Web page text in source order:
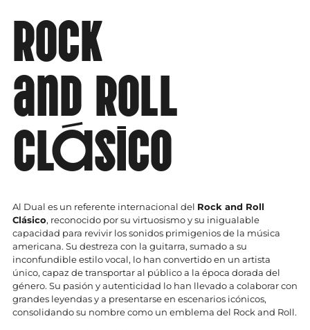
Rock
and Roll
clásico
Al Dual es un referente internacional del Rock and Roll
Clásico, reconocido por su virtuosismo y su inigualable
capacidad para revivir los sonidos primigenios de la música
americana. Su destreza con la guitarra, sumado a su
inconfundible estilo vocal, lo han convertido en un artista
único, capaz de transportar al público a la época dorada del
género. Su pasión y autenticidad lo han llevado a colaborar con
grandes leyendas y a presentarse en escenarios icónicos,
consolidando su nombre como un emblema del Rock and Roll.